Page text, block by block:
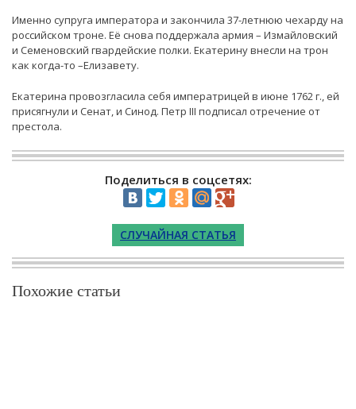
Именно супруга императора и закончила 37-летнюю чехарду на
российском троне. Её снова поддержала армия – Измайловский
и Семеновский гвардейские полки. Екатерину внесли на трон
как когда-то –Елизавету.
Екатерина провозгласила себя императрицей в июне 1762 г., ей
присягнули и Сенат, и Синод. Петр III подписал отречение от
престола.
Поделиться в соцсетях:
СЛУЧАЙНАЯ СТАТЬЯ
Похожие статьи